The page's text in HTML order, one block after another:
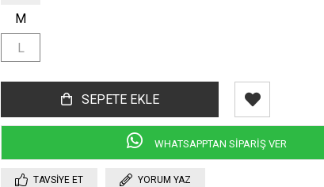
M
L
WHATSAPPTAN SİPARİŞ VER
TAVSIYE ET YORUM YAZ